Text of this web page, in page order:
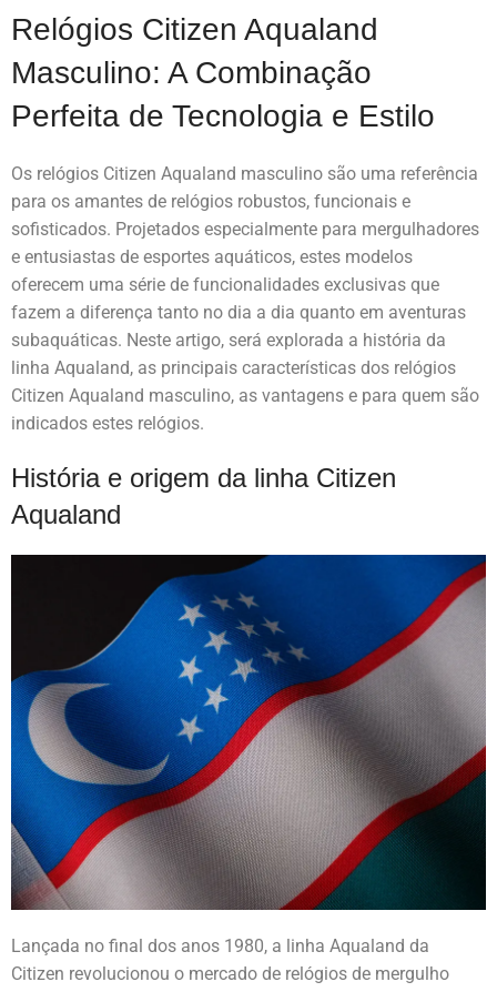
Relógios Citizen Aqualand
Masculino: A Combinação
Perfeita de Tecnologia e Estilo
Os relógios Citizen Aqualand masculino são uma referência
para os amantes de relógios robustos, funcionais e
sofisticados. Projetados especialmente para mergulhadores
e entusiastas de esportes aquáticos, estes modelos
oferecem uma série de funcionalidades exclusivas que
fazem a diferença tanto no dia a dia quanto em aventuras
subaquáticas. Neste artigo, será explorada a história da
linha Aqualand, as principais características dos relógios
Citizen Aqualand masculino, as vantagens e para quem são
indicados estes relógios.
História e origem da linha Citizen
Aqualand
Lançada no final dos anos 1980, a linha Aqualand da
Citizen revolucionou o mercado de relógios de mergulho